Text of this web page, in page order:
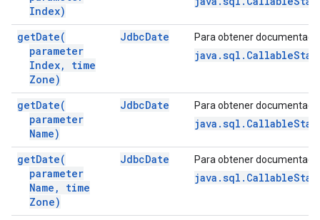
Index)
getDate(
parameter
Index,
time
Zone)
JdbcDate Para obtener
getDate(
parameter
Name)
JdbcDate Para obtener
getDate(
parameter
Name ,
time
Zone)
JdbcDate Para obtener